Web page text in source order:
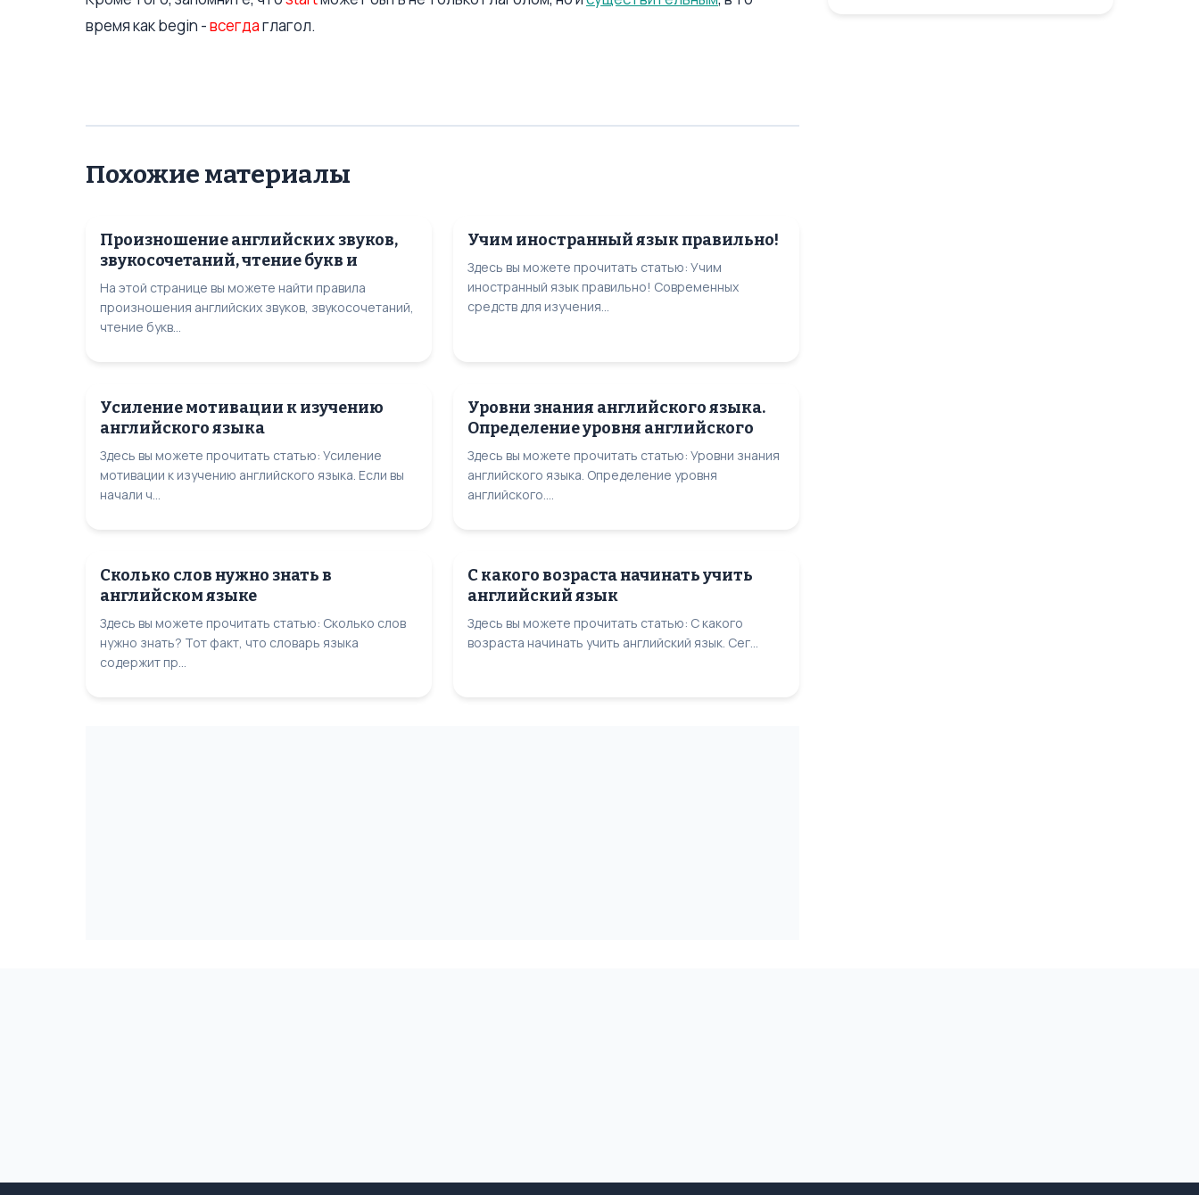
время как begin -всегдаглагол.
Похожие материалы
Произношение английских звуков,
звукосочетаний, чтение букв и
На этой странице вы можете найти правила
произношения английских звуков, звукосочетаний,
чтение букв...
Учим иностранный язык правильно!
Здесь вы можете прочитать статью: Учим
иностранный язык правильно! Современных
средств для изучения...
Усиление мотивации к изучению
английского языка
Здесь вы можете прочитать статью: Усиление
мотивации к изучению английского языка. Если вы
начали ч...
Уровни знания английского языка.
Определение уровня английского
Здесь вы можете прочитать статью: Уровни знания
английского языка. Определение уровня
английского....
Сколько слов нужно знать в
английском языке
Здесь вы можете прочитать статью: Сколько слов
нужно знать? Тот факт, что словарь языка
содержит пр...
С какого возраста начинать учить
английский язык
Здесь вы можете прочитать статью: С какого
возраста начинать учить английский язык. Сег...